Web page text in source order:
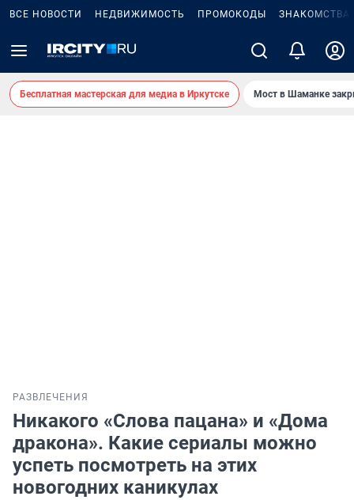
ВСЕ НОВОСТИ НЕДВИЖИМОСТЬ ПРОМОКОДЫ ЗНАКОМСТВА
Бесплатная мастерская для медиа в Иркутске Мост в Шаманке
РАЗВЛЕЧЕНИЯ
Никакого «Слова пацана» и «Дома
дракона». Какие сериалы можно
успеть посмотреть на этих
новогодних каникулах